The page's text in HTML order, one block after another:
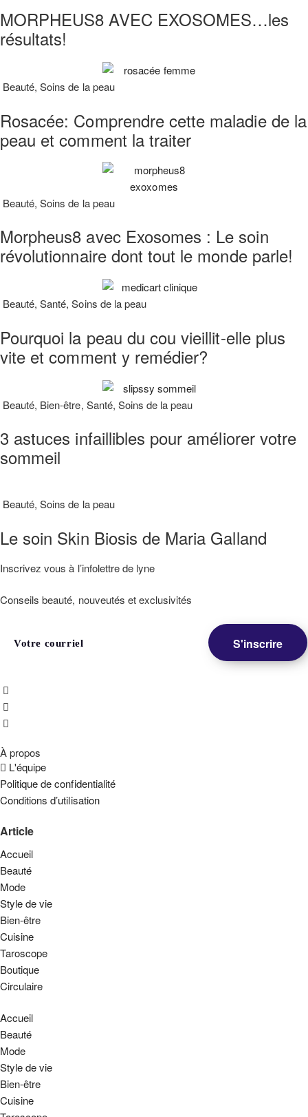
MORPHEUS8 AVEC EXOSOMES…les
résultats!
Beauté,Soins de la peau
Rosacée: Comprendre cette maladie de la
peau et comment la traiter
Beauté,Soins de la peau
Morpheus8 avec Exosomes : Le soin
révolutionnaire dont tout le monde parle!
Beauté,Santé,Soins de la peau
Pourquoi la peau du cou vieillit-elle plus
vite et comment y remédier?
Beauté, Bien-être, Santé, Soins de la peau
3 astuces infaillibles pour améliorer votre
sommeil
Beauté,Soins de la peau
Le soin Skin Biosis de Maria Galland
Inscrivez vous à l’infolettre de lyne
Conseils beauté, nouveutés et exclusivités
À propos
L'équipe
Politique de confidentialité
Conditions d’utilisation
Article
Accueil
Beauté
Mode
Style de vie
Bien-être
Cuisine
Taroscope
Boutique
Circulaire
Accueil
Beauté
Mode
Style de vie
Bien-être
Cuisine